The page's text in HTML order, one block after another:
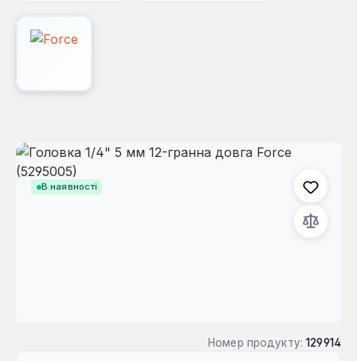
В наявності
Пропустити галерею зображень
Номер продукту: 129914